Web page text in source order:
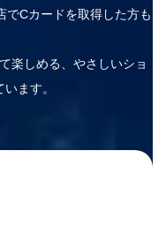
でCカードを取得した方も
楽しめる、やさしいショ
ます。